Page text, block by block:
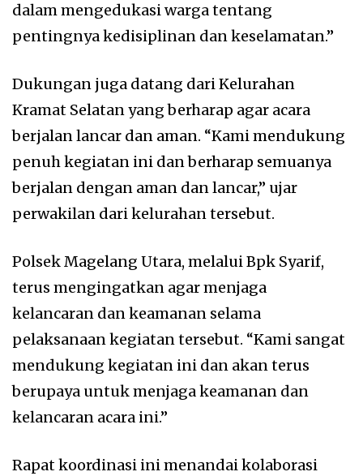
dalam mengedukasi warga tentang
pentingnya kedisiplinan dan keselamatan.”
Dukungan juga datang dari Kelurahan
Kramat Selatan yang berharap agar acara
berjalan lancar dan aman. “Kami mendukung
penuh kegiatan ini dan berharap semuanya
berjalan dengan aman dan lancar,” ujar
perwakilan dari kelurahan tersebut.
Polsek Magelang Utara, melalui Bpk Syarif,
terus mengingatkan agar menjaga
kelancaran dan keamanan selama
pelaksanaan kegiatan tersebut. “Kami sangat
mendukung kegiatan ini dan akan terus
berupaya untuk menjaga keamanan dan
kelancaran acara ini.”
Rapat koordinasi ini menandai kolaborasi